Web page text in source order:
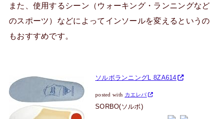
また、使用するシーン（ウォーキング・ランニングなど
のスポーツ）などによってインソールを変えるというの
もおすすめです。
ソルボランニングL 8ZA614
posted with カエレバ
SORBO(ソルボ)